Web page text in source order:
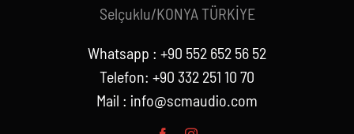
Selçuklu/KONYA TÜRKİYE
Whatsapp : +90 552 652 56 52
Telefon: +90 332 251 10 70
Mail : info@scmaudio.com